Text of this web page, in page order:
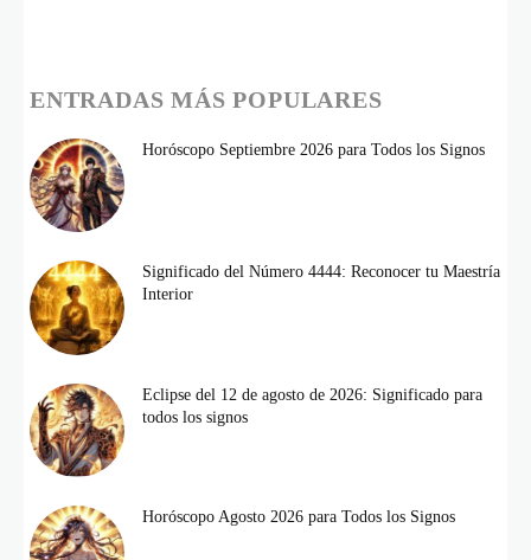
ENTRADAS MÁS POPULARES
Horóscopo Septiembre 2026 para Todos los Signos
Significado del Número 4444: Reconocer tu Maestría
Interior
Eclipse del 12 de agosto de 2026: Significado para
todos los signos
Horóscopo Agosto 2026 para Todos los Signos